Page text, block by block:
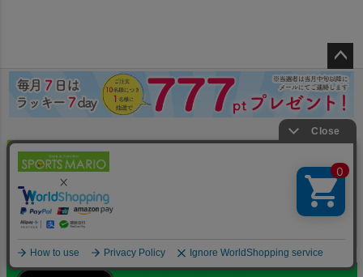
ペー
ジト
ップ
へ